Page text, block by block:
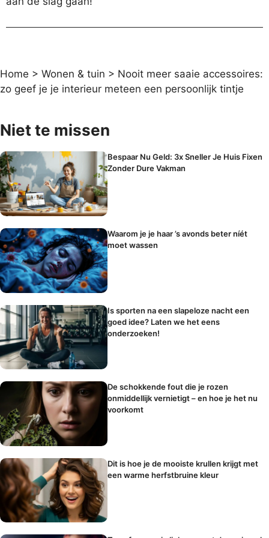
Home > Wonen & tuin > Nooit meer saaie accessoires:
zo geef je je interieur meteen een persoonlijk tintje
Niet te missen
Bespaar Nu Geld: 3x Sneller Je Huis Fixen
Zonder Dure Vakman
Waarom je je haar ’s avonds beter níét
moet wassen
Is sporten na een slapeloze nacht een
goed idee? Laten we het eens
onderzoeken!
De schokkende fout die je rozen
onmiddellijk vernietigt – en hoe je het nu
voorkomt
Dit is hoe je de mooiste krullen krijgt met
een warme herfstbruine kleur